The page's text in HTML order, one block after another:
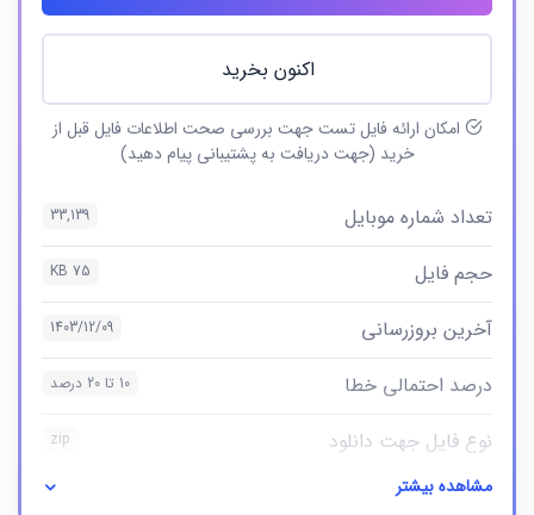
اکنون بخرید
امکان ارائه فایل تست جهت بررسی صحت اطلاعات فایل قبل از
خرید (جهت دریافت به پشتیبانی پیام دهید)
تعداد شماره موبایل 33,139
حجم فایل 75 KB
آخرین بروزرسانی 1403/12/09
درصد احتمالی خطا 10 تا 20 درصد
نوع فایل جهت دانلود zip
نوع فایل بانک شماره موبایل مشاهده بیشتر